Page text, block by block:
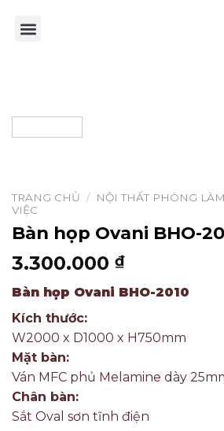
TRANG CHỦ / NỘI THẤT PHÒNG
VIỆC
Bàn họp Ovani BHO-
3.300.000 ₫
Bàn họp Ovani BHO-2010
Kích thước:
W2000 x D1000 x H750mm
Mặt bàn:
Ván MFC phủ Melamine dày
Chân bàn:
Sắt Oval sơn tĩnh điện